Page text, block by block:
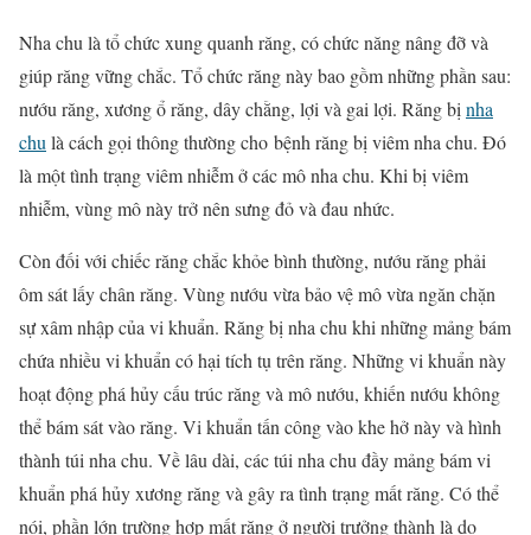
Nha chu là tổ chức xung quanh răng, có chức năng nâng đỡ và
giúp răng vững chắc. Tổ chức răng này bao gồm những phần sau:
nướu răng, xương ổ răng, dây chằng, lợi và gai lợi. Răng bịnha
chulà cách gọi thông thường cho bệnh răng bị viêm nha chu. Đó
là một tình trạng viêm nhiễm ở các mô nha chu. Khi bị viêm
nhiễm, vùng mô này trở nên sưng đỏ và đau nhức.
Còn đối với chiếc răng chắc khỏe bình thường, nướu răng phải
ôm sát lấy chân răng. Vùng nướu vừa bảo vệ mô vừa ngăn chặn
sự xâm nhập của vi khuẩn. Răng bị nha chu khi những mảng bám
chứa nhiều vi khuẩn có hại tích tụ trên răng. Những vi khuẩn này
hoạt động phá hủy cấu trúc răng và mô nướu, khiến nướu không
thể bám sát vào răng. Vi khuẩn tấn công vào khe hở này và hình
thành túi nha chu. Về lâu dài, các túi nha chu đầy mảng bám vi
khuẩn phá hủy xương răng và gây ra tình trạng mất răng. Có thể
nói, phần lớn trường hợp mất răng ở người trưởng thành là do